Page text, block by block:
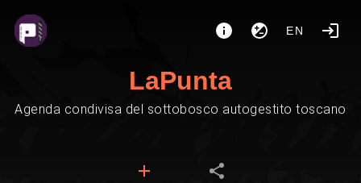
EN
LaPunta
Agenda condivisa del sottobosco autogestito toscano